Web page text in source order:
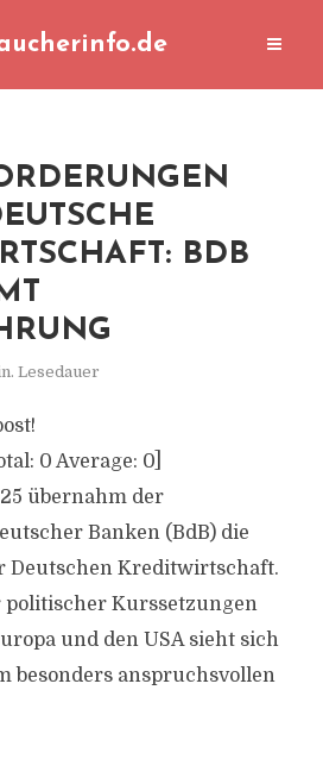
BDB
Lesedauer
0 Average: 0]
übernahm der
Banken (BdB) die
Deutschen Kreditwirtschaft.
politischer Kurssetzungen
und den USA sieht sich
besonders anspruchsvollen